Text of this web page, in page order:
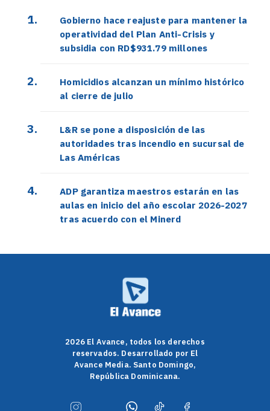
Gobierno hace reajuste para mantener la
operatividad del Plan Anti-Crisis y
subsidia con RD$931.79 millones
Homicidios alcanzan un mínimo histórico
al cierre de julio
L&R se pone a disposición de las
autoridades tras incendio en sucursal de
Las Américas
ADP garantiza maestros estarán en las
aulas en inicio del año escolar 2026-2027
tras acuerdo con el Minerd
2026 El Avance, todos los derechos
reservados. Desarrollado por El
Avance Media. Santo Domingo,
República Dominicana.